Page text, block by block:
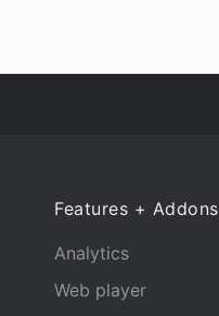
Features + Addons
Analytics
Web player